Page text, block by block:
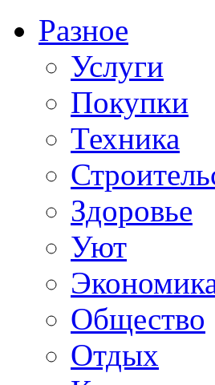
Разное
Услуги
Покупки
Техника
Здоровье
Уют
Общество
Отдых